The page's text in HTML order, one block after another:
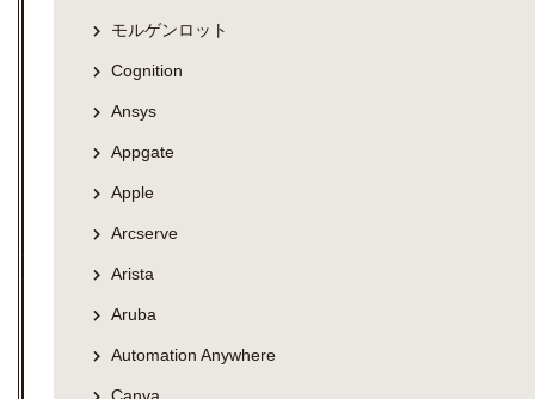
モルゲンロット
Cognition
Ansys
Appgate
Apple
Arcserve
Arista
Aruba
Automation Anywhere